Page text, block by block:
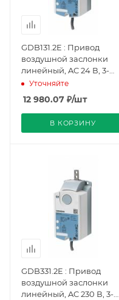
GDB131.2E : Привод
воздушной заслонки
линейный, AC 24 В, 3-
точечный, 125 Н, 150 с
(BPZ:GDB131.2E), Siemens
Уточняйте
12 980.07 ₽/шт
В КОРЗИНУ
GDB331.2E : Привод
воздушной заслонки
линейный, AC 230 В, 3-